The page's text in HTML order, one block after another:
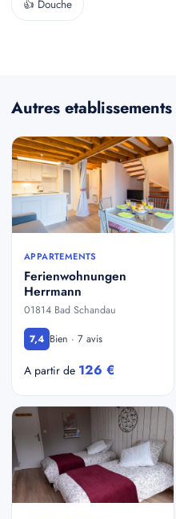
👍 Douche
Autres
APPARTEMENTS
Ferienwohnungen
Herrmann
01814 Bad Schandau
7,4 Bien · 7 avis
A partir de 126 €